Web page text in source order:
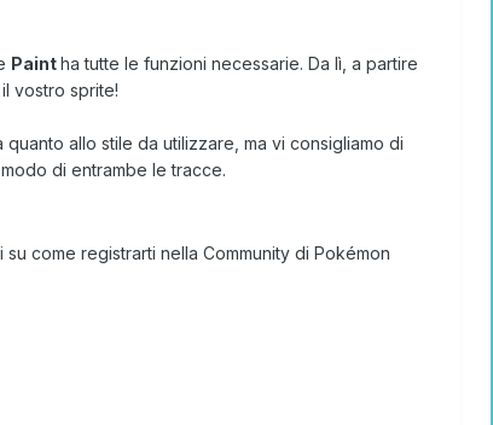
Paintha tutte le funzioni necessarie. Da lì, a partire
vostro sprite!
allo stile da utilizzare, ma vi consigliamo di
di entrambe le tracce.
come registrarti nella Community di Pokémon